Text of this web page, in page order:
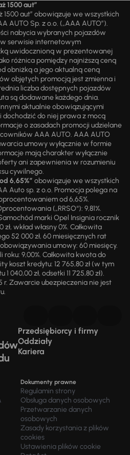
1500 aut”
1500 aut” obowiązuje we wszystkich
AUTO Sp. z o.o. („AAA AUTO”).
nabycia wybranych pojazdów
serwisie internetowym
uwidocznioną w prezentowanej
różnica pomiędzy najniższą ceną
obniżką a jego aktualną ceną
objętych promocją jest zmienna i
liczba dostępnych pojazdów
są dodawane każdego dnia.
aktualnie obowiązującymi
do niej prawa z mocą
o zasadach promocji udzielane
AAA AUTO. AAA AUTO
umowy wyłącznie w formie
mają charakter wyłącznie
ani zapewnienia w rozumieniu
cywilnego.
6,65%” obowiązuje we wszystkich
Auto sp. z o.o. Promocja polega na
od 6,65%.
(„RRSO“): 9,81%.
marki Opel Insignia rocznik
wkład własny 0%. Całkowita
52 000 zł, 60 miesięcznych rat
obowiązywania umowy: 60 miesięcy.
9,00%. Całkowita kwota do
koszt kredytu: 12 765,80 zł (w tym
040,00 zł, odsetki 11 725,80 zł).
r. Zawarcie ubezpieczenia nie jest
Przedsiębiorcy i firmy
Oddziały
Kariera
Dokumenty prawne
Regulamin strony
Obsługa danych osobowych
Przetwarzanie danych
osobowych
Zasady korzystania z plików
cookies
Ustawienia plików cookie